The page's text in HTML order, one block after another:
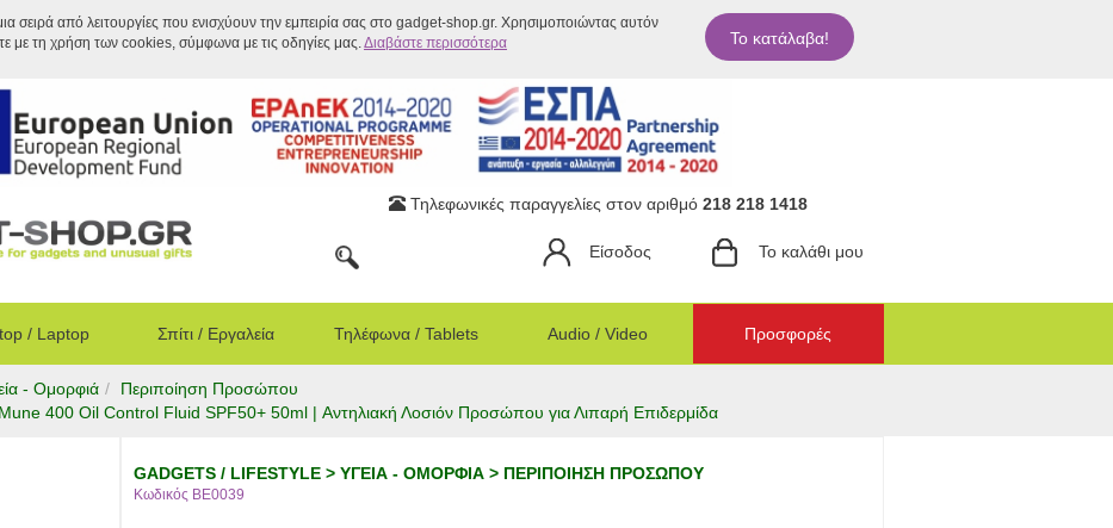
σειρά από λειτουργίες που ενισχύουν την εμπειρία σας στο gadget-shop.gr. Χρησιμοποιώντας αυτόν
με τη χρήση των cookies, σύμφωνα με τις οδηγίες μας.Διαβάστε περισσότερα Το κατάλαβα!
Τηλεφωνικές παραγγελίες στον αριθμό 218 218 1418
Είσοδος Το καλάθι μου
/ Laptop Σπίτι / Εργαλεία Τηλέφωνα / Tablets Audio / Video Προσφορές
- Ομορφιά
Περιποίηση Προσώπου
400 Oil Control Fluid SPF50+ 50ml | Αντηλιακή Λοσιόν Προσώπου για Λιπαρή Επιδερμίδα
GADGETS / LIFESTYLE > ΥΓΕΙΑ - ΟΜΟΡΦΙΑ > ΠΕΡΙΠΟΙΗΣΗ ΠΡΟΣΩΠΟΥ
Κωδικός BE0039